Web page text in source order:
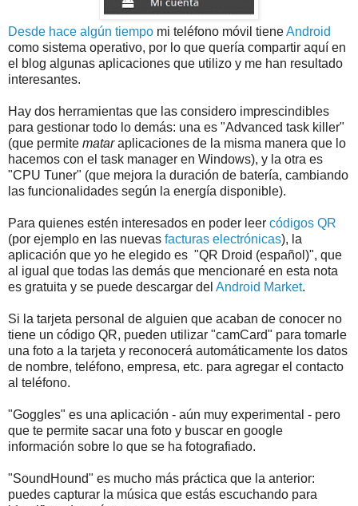
Desde hace algún tiempo mi teléfono móvil tieneAndroid
como sistema operativo, por lo que quería compartir aquí en
el blog algunas aplicaciones que utilizo y me han resultado
interesantes.
Hay dos herramientas que las considero imprescindibles
para gestionar todo lo demás: una es "Advanced task killer"
(que permite mataraplicaciones de la misma manera que lo
hacemos con el task manager en Windows), y la otra es
"CPU Tuner" (que mejora la duración de batería, cambiando
las funcionalidades según la energía disponible).
Para quienes estén interesados en poder leer códigos QR
(por ejemplo en las nuevas facturas electrónicas), la
aplicación que yo he elegido es "QR Droid (español)", que
al igual que todas las demás que mencionaré en esta nota
es gratuita y se puede descargar del Android Market.
Si la tarjeta personal de alguien que acaban de conocer no
tiene un código QR, pueden utilizar "camCard" para tomarle
una foto a la tarjeta y reconocerá automáticamente los datos
de nombre, teléfono, empresa, etc. para agregar el contacto
al teléfono.
"Goggles" es una aplicación - aún muy experimental - pero
que te permite sacar una foto y buscar en google
información sobre lo que se ha fotografiado.
"SoundHound" es mucho más práctica que la anterior:
puedes capturar la música que estás escuchando para